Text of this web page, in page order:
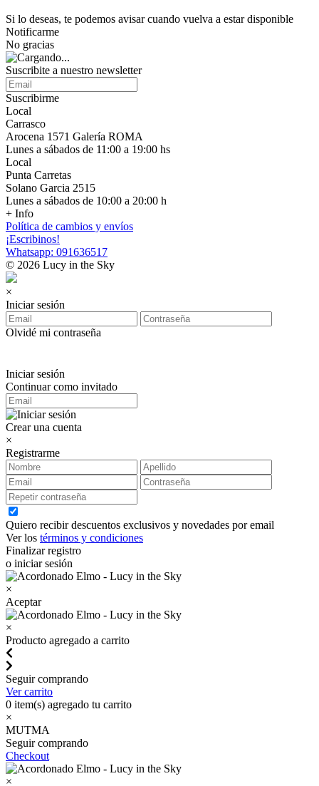
Si lo deseas, te podemos avisar cuando vuelva a estar disponible
Notificarme
No gracias
Suscribite a nuestro newsletter
Suscribirme
Local
Carrasco
Arocena 1571 Galería ROMA
Lunes a sábados de 11:00 a 19:00 hs
Local
Punta Carretas
Solano Garcia 2515
Lunes a sábados de 10:00 a 20:00 h
+ Info
Política de cambios y envíos
¡Escribinos!
Whatsapp: 091636517
© 2026 Lucy in the Sky
×
Iniciar sesión
Olvidé mi contraseña
Iniciar sesión
Continuar como invitado
Crear una cuenta
×
Registrarme
Quiero recibir descuentos exclusivos y novedades por email
Ver los términos y condiciones
Finalizar registro
o iniciar sesión
×
Aceptar
×
Producto agregado a carrito
Seguir comprando
Ver carrito
0 item(s) agregado tu carrito
×
MUTMA
Seguir comprando
Checkout
×